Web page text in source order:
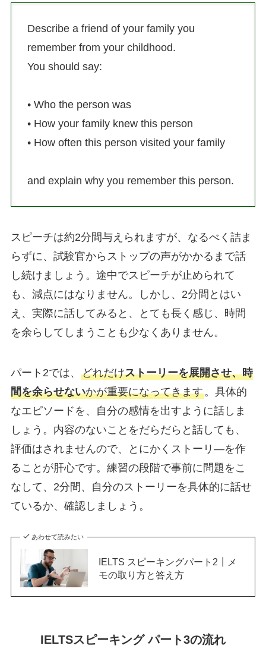
Describe a friend of your family you
remember from your childhood.
You should say:
• Who the person was
• How your family knew this person
• How often this person visited your family
and explain why you remember this person.
スピーチは約2分間与えられますが、なるべく詰ま
らずに、試験官からストップの声がかかるまで話
し続けましょう。途中でスピーチが止められて
も、減点にはなりません。しかし、2分間とはい
え、実際に話してみると、とても長く感じ、時間
を余らしてしまうことも少なくありません。
パート2では、 どれだけストーリーを展開させ、時
間を余らせないかが重要になってきます。具体的
なエピソードを、自分の感情を出すように話しま
しょう。内容のないことをだらだらと話しても、
評価はされませんので、とにかくストーリ―を作
ることが肝心です。練習の段階で事前に問題をこ
なして、2分間、自分のストーリーを具体的に話せ
ているか、確認しましょう。
あわせて読みたい
IELTS スピーキングパート2┃メ
モの取り方と答え方
IELTSスピーキング パート3の流れ